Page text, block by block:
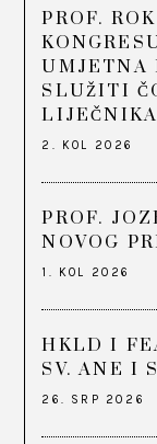
PROF.
UMJETNA
SLUŽITI
2. KOL 2026
PROF.
NOVOG
1. KOL 2026
HKLD I
SV. ANE I
26. SRP 2026